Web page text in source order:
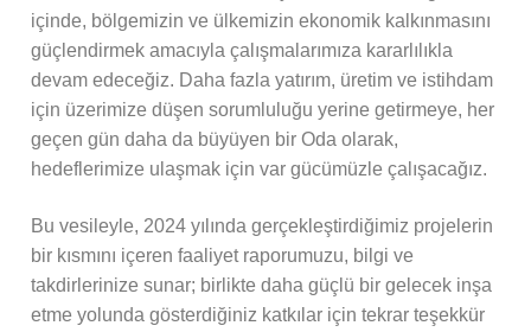
içinde, bölgemizin ve ülkemizin ekonomik kalkınmasını
güçlendirmek amacıyla çalışmalarımıza kararlılıkla
devam edeceğiz. Daha fazla yatırım, üretim ve istihdam
için üzerimize düşen sorumluluğu yerine getirmeye, her
geçen gün daha da büyüyen bir Oda olarak,
hedeflerimize ulaşmak için var gücümüzle çalışacağız.
Bu vesileyle, 2024 yılında gerçekleştirdiğimiz projelerin
bir kısmını içeren faaliyet raporumuzu, bilgi ve
takdirlerinize sunar; birlikte daha güçlü bir gelecek inşa
etme yolunda gösterdiğiniz katkılar için tekrar teşekkür